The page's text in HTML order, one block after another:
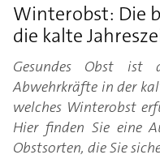
Winterobst: Die
die kalte
Gesundes Obst
Abwehrkräfte in der
welches Winterobst
Hier finden Sie eine
Obstsorten, die Sie